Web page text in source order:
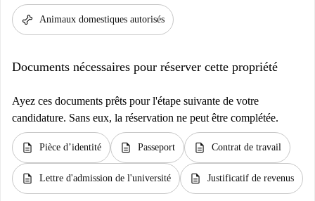
pet_supplies Animaux domestiques autorisés
Documents nécessaires pour réserver cette propriété
Ayez ces documents prêts pour l'étape suivante de votre
candidature. Sans eux, la réservation ne peut être complétée.
description Pièce d’identité description Passeport description Contrat de travail
description Lettre d'admission de l'université description Justificatif de revenus